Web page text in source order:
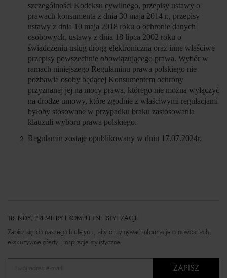
szczególności Kodeksu cywilnego, przepisy ustawy o
prawach konsumenta z dnia 30 maja 2014 r., przepisy
ustawy z dnia 10 maja 2018 roku o ochronie danych
osobowych, ustawy z dnia 18 lipca 2002 roku o
świadczeniu usług drogą elektroniczną oraz inne właściwe
przepisy powszechnie obowiązującego prawa. Wybór w
ramach niniejszego Regulaminu prawa polskiego nie
pozbawia osoby będącej Konsumentem ochrony
przyznanej jej na mocy prawa, którego nie można wyłączyć
na drodze umowy, które zgodnie z właściwymi regulacjami
byłoby stosowane w przypadku braku zastosowania
klauzuli wyboru prawa polskiego.
Regulamin zostaje opublikowany w dniu 17.07.2024r.
TRENDY, PREMIERY I KOMPLETNE STYLIZACJE
Zapisz się do naszego biuletynu, aby otrzymywać informacje o nowościach,
ekskluzywne oferty i inspiracje stylistyczne.
ZAPISZ